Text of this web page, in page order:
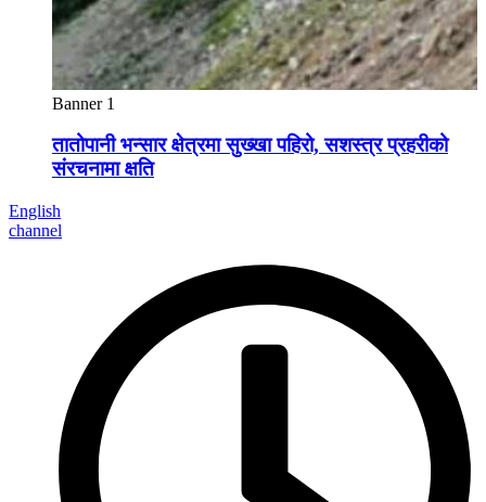
Banner 1
तातोपानी भन्सार क्षेत्रमा सुख्खा पहिरो, सशस्त्र प्रहरीको
संरचनामा क्षति
English
channel